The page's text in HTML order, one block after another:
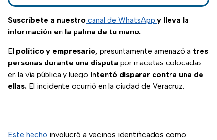
atenta contra los
Derechos Humanos
de los mexicanos.
Suscríbete a nuestro canal de WhatsApp y lleva la
información en la palma de tu mano.
El político y empresario, presuntamente amenazó a tres
personas durante una disputa por macetas colocadas
en la vía pública y luego intentó disparar contra una de
ellas. El incidente ocurrió en la ciudad de Veracruz.
Este hecho involucró a vecinos identificados como